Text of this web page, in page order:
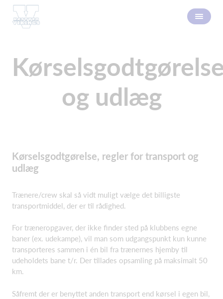
og udlæg
Kørselsgodtgørelse, regler for transport og
udlæg
Trænere/crew skal så vidt muligt vælge det billigste
transportmiddel, der er til rådighed.
For træneropgaver, der ikke finder sted på klubbens egne
baner (ex. udekampe), vil man som udgangspunkt kun kunne
transporteres sammen i én bil fra trænernes hjemby til
udeholdets bane t/r. Der tillades opsamling på maksimalt 50
km.
Såfremt der er benyttet anden transport end kørsel i egen bil,